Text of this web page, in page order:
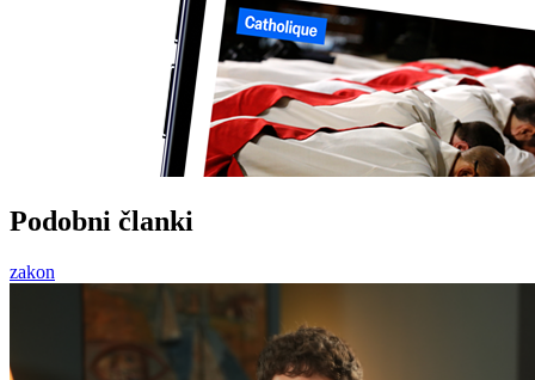
Podobni članki
zakon